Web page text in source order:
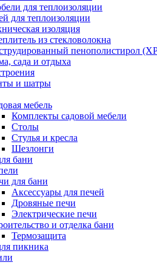
для теплоизоляции
для теплоизоляции
изоляция
из стекловолокна
пенополистирол
сада и отдыха
и шатры
мебель
Комплекты садовой мебели
Столы
Стулья и кресла
Шезлонги
бани
для бани
Аксессуары для печей
Дровяные печи
Электрические печи
и отделка бани
Термозащита
пикника